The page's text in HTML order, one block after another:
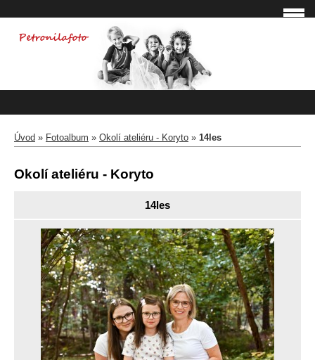
Úvod » Fotoalbum » Okolí ateliéru - Koryto » 14les
Okolí ateliéru - Koryto
14les